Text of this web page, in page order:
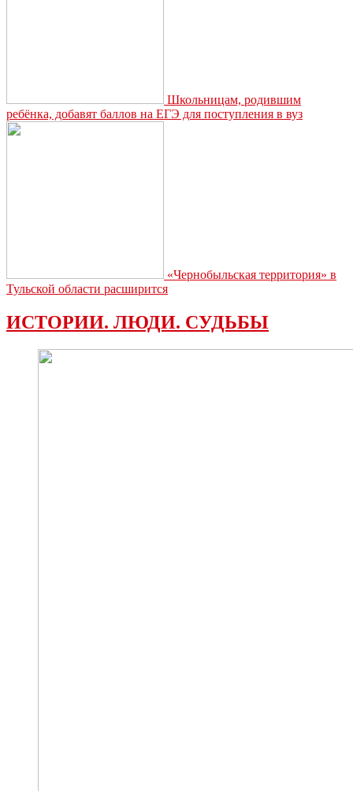
Школьницам, родившим
ребёнка, добавят баллов на ЕГЭ для поступления в вуз
«Чернобыльская территория» в
Тульской области расширится
ИСТОРИИ. ЛЮДИ. СУДЬБЫ